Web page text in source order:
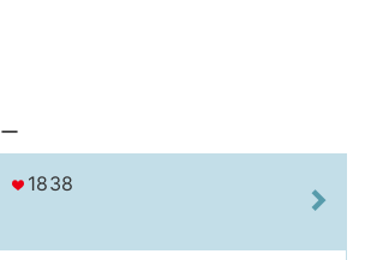
1838